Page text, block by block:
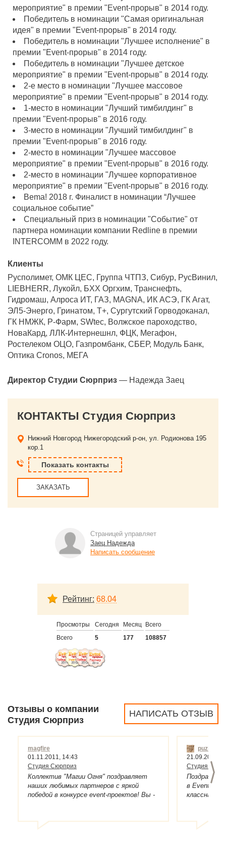
мероприятие" в премии "Event-прорыв" в 2014 году.
Победитель в номинации "Самая оригинальная
идея" в премии "Event-прорыв" в 2014 году.
Победитель в номинации "Лучшее исполнение" в
премии "Event-прорыв" в 2014 году.
Победитель в номинации "Лучшее детское
мероприятие" в премии "Event-прорыв" в 2014 году.
2-е место в номинации "Лучшее массовое
мероприятие" в премии "Event-прорыв" в 2014 году.
1-место в номинации "Лучший тимбилдинг" в
премии "Event-прорыв" в 2016 году.
3-место в номинации "Лучший тимбилдинг" в
премии "Event-прорыв" в 2016 году.
2-место в номинации "Лучшее массовое
мероприятие" в премии "Event-прорыв" в 2016 году.
2-место в номинации "Лучшее корпоративное
мероприятие" в премии "Event-прорыв" в 2016 году.
Bema! 2018 г. Финалист в номинации “Лучшее
социальное событие”
Специальный приз в номинации "Событие" от
партнера номинации компании Redline в премии
INTERCOMM в 2022 году.
Клиенты
Русполимет, ОМК ЦЕС, Группа ЧТПЗ, Сибур, РусВинил,
LIEBHERR, Лукойл, БХХ Оргхим, Транснефть,
Гидромаш, Алроса ИТ, ГАЗ, MAGNA, ИК АСЭ, ГК Агат,
ЭЛ5-Энерго, Гринатом, T+, Сургутский Горводоканал,
ГК НМЖК, Р-Фарм, SWtec, Волжское пароходство,
НоваКард, ЛЛК-Интернешнл, ФЦК, Мегафон,
Ростелеком ОЦО, Газпромбанк, СБЕР, Модуль Банк,
Оптика Cronos, МЕГА
Директор Студии Сюрприз — Надежда Заец
КОНТАКТЫ Студия Сюрприз
Нижний Новгород Нижегородский р-он, ул. Родионова 195
кор.1
Показать контакты
ЗАКАЗАТЬ
Страницей управляет
Заец Надежда
Написать сообщение
Рейтинг: 68.04
Просмотры Сегодня Месяц
Всего
Всего
5 177 108857
НАПИСАТЬ ОТЗЫВ
Отзывы о компании
Студия Сюрприз
>
magfire
01.11.2011, 14:43
Студия Сюрприз
Коллектив "Магии Огня" поздравляет
наших любимых партнеров с яркой
победой в конкурсе event-проектов! Вы -
puziri
21.09.2011,
Студия
в Event-
классная